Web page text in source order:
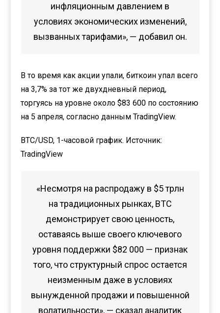
инфляционным давлением в
условиях экономических изменений,
вызванных тарифами», — добавил он.
В то время как акции упали, биткоин упал всего
на 3,7% за тот же двухдневный период,
торгуясь на уровне около $83 600 по состоянию
на 5 апреля, согласно данным TradingView.
BTC/USD, 1-часовой график. Источник:
TradingView
«Несмотря на распродажу в $5 трлн
на традиционных рынках, BTC
демонстрирует свою ценность,
оставаясь выше своего ключевого
уровня поддержки $82 000 — признак
того, что структурный спрос остается
неизменным даже в условиях
вынужденной продажи и повышенной
волатильности», — сказал аналитик